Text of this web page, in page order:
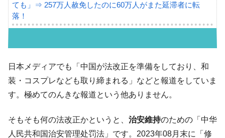
ても」⇒ 257万人赦免したのに60万人がまた延滞者に転
落！
『Money1』
韓国「2026年07月の輸出入」絶好調。半導
体だけで410億ドル、輸出全体の41％もある
や、若者に起業させよう」⇒ どんな雇用対策だソレ。
『Money1』
【韓国の外貨準備】2026年07月は4,279億ド
ル。外平債の発行「19.4億ドル」
日本メディアでも「中国が法改正を準備をしており、和
装・コスプレなども取り締まれる」などと報道をしていま
す。極めてのんきな報道という他ありません。
そもそも何の法改正かというと、 治安維持のための「中华
人民共和国治安管理处罚法」です。2023年08月末に「修